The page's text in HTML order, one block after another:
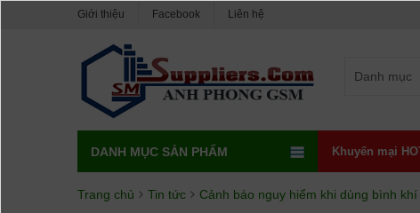
Giới thiệu Facebook Liên hệ
Danh mục
DANH MỤC SẢN PHẨM Khuyến mại
Trang chủ Tin tức Cảnh báo nguy hiểm khi dùng bình